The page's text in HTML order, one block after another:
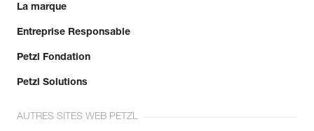
La marque
Entreprise Responsable
Petzl Fondation
Petzl Solutions
AUTRES SITES WEB PETZL